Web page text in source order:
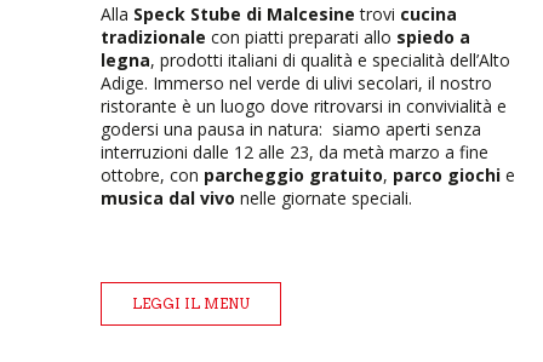
Alla Speck Stube di Malcesine trovi cucina
tradizionale con piatti preparati allo spiedo a
legna, prodotti italiani di qualità e specialità dell’Alto
Adige. Immerso nel verde di ulivi secolari, il nostro
ristorante è un luogo dove ritrovarsi in convivialità e
godersi una pausa in natura: siamo aperti senza
interruzioni dalle 12 alle 23, da metà marzo a fine
ottobre, con parcheggio gratuito, parco giochie
musica dal vivo nelle giornate speciali.
LEGGI IL MENU